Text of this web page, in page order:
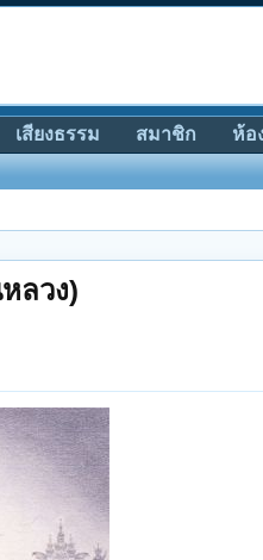
ลวง)
เสียงธรรม สมาชิก ห้อ